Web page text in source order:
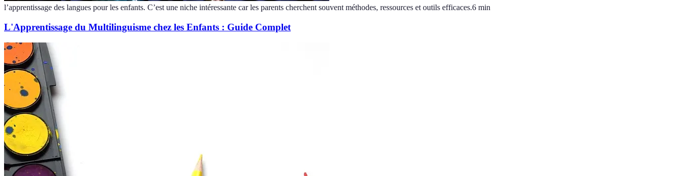
l’apprentissage des langues pour les enfants. C’est une niche intéressante car les parents cherchent souvent méthodes, ressources et outils efficaces.6 min
L'Apprentissage du Multilinguisme chez les Enfants : Guide Complet